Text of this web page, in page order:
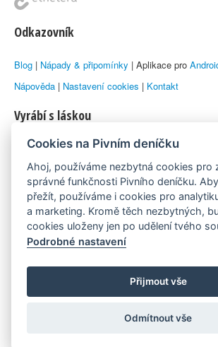
Odkazovník
Blog | Nápady & připomínky | Aplikace pro
Nápověda | Nastavení cookies | Kontakt
Vyrábí s láskou
© 2010–2026 byLukáš Zemanaka Emka
Máme rádi
Pivní.info
Poznámka pod čarou
Pivní deníček je nezávislý zdroj, který není spjat
konkrétním pivovarem ani restaurací. Názory
reprezentovat názory tvůrců Deníčku.
Cookies na Pivním deníčku
Ahoj, používáme nezbytná cookies pro
správné funkčnosti Pivního deníčku.
přežít, používáme i cookies pro
a marketing. Kromě těch nezbytných,
cookies uloženy jen po udělení tvého
Podrobné nastavení
Přijmout vše
Odmítnout vše